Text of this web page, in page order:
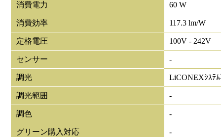
消費電力 60 W
消費効率 117.3 lm/W
定格電圧 100V - 242V
センサー -
調光 LiCONEXｼｽﾃ
調光範囲 -
調色 -
グリーン購入対応 -